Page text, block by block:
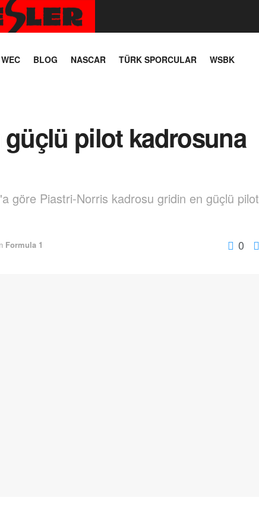
WEC BLOG NASCAR TÜRK SPORCULAR WSBK
güçlü pilot kadrosuna
göre Piastri-Norris kadrosu gridin en güçlü pilot
Formula 1 0